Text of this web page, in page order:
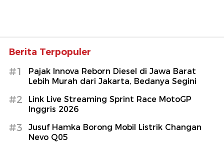
Berita Terpopuler
#1
Pajak Innova Reborn Diesel di Jawa Barat
Lebih Murah dari Jakarta, Bedanya Segini
#2
Link Live Streaming Sprint Race MotoGP
Inggris 2026
#3
Jusuf Hamka Borong Mobil Listrik Changan
Nevo Q05